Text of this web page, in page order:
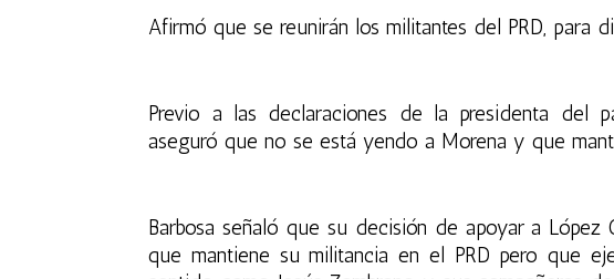
Afirmó que se reunirán los militantes del PRD, para
Previo a las declaraciones de la presidenta del
aseguró que no se está yendo a Morena y que
Barbosa señaló que su decisión de apoyar a López
que mantiene su militancia en el PRD pero que